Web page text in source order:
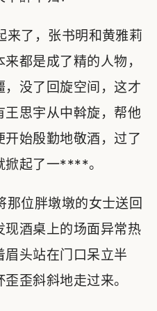
了，张书明和黄雅莉
都是成了精的人物，
，没了回旋空间，这才
思宇从中斡旋，帮他
始殷勤地敬酒，过了
掀起了一****。
位胖墩墩的女士送回
现酒桌上的场面异常热
头站在门口呆立半
歪斜斜地走过来。